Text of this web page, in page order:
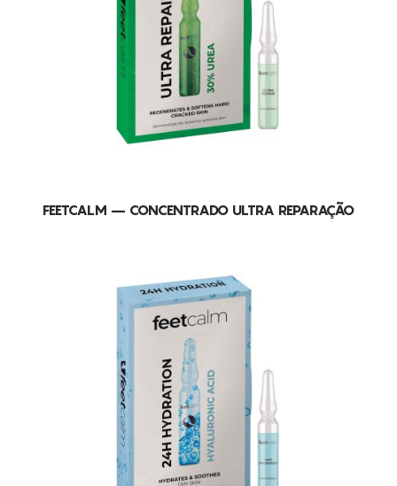
FEETCALM – CONCENTRADO ULTRA REPARAÇÃO